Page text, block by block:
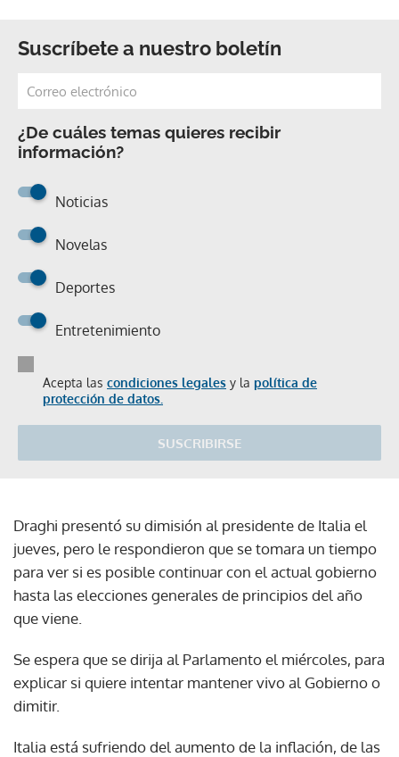
Suscríbete a nuestro boletín
¿De cuáles temas quieres recibir
información?
Noticias
Novelas
Deportes
Entretenimiento
Acepta las condiciones legales y la política de
protección de datos.
SUSCRIBIRSE
Draghi presentó su dimisión al presidente de Italia el
jueves, pero le respondieron que se tomara un tiempo
para ver si es posible continuar con el actual gobierno
hasta las elecciones generales de principios del año
que viene.
Se espera que se dirija al Parlamento el miércoles, para
explicar si quiere intentar mantener vivo al Gobierno o
dimitir.
Italia está sufriendo del aumento de la inflación, de las